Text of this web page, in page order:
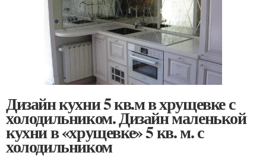
Дизайн кухни 5 кв.м в хрущевке с
холодильником. Дизайн маленькой
кухни в «хрущевке» 5 кв. м. с
холодильником